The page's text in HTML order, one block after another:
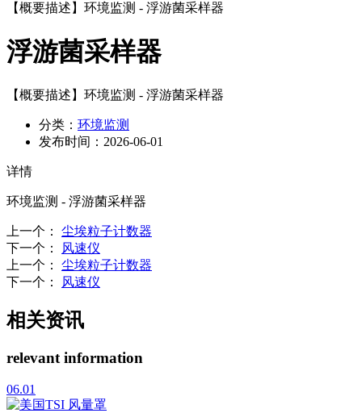
【概要描述】 环境监测 - 浮游菌采样器
浮游菌采样器
【概要描述】 环境监测 - 浮游菌采样器
分类： 环境监测
发布时间： 2026-06-01
详情
环境监测 - 浮游菌采样器
上一个 ：
尘埃粒子计数器
下一个 ：
风速仪
上一个 ：
尘埃粒子计数器
下一个 ： 风速仪
相关资讯
relevant information
06.01